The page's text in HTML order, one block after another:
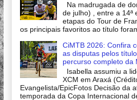
Na madrugada de
de julho) , entre a 14ª
etapas do Tour de
os principais favoritos ao título
CiMTB 2026: Confira
as disputas pelos
percurso completo da
Isabella assumiu a
XCM em Araxá
Evangelista/EpicFotos Decisão da
temporada da Copa Internacional